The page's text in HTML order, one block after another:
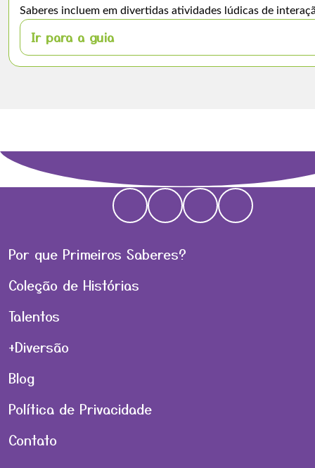
Saberes incluem em divertidas atividades lúdicas de
Ir para a guia
Por que Primeiros Saberes?
Coleção de Histórias
Talentos
+Diversão
Blog
Política de Privacidade
Contato